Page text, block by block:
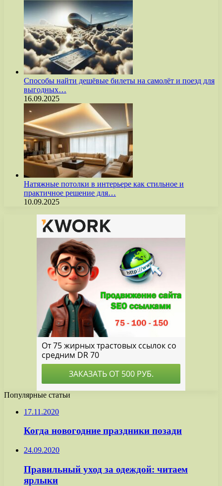
Способы найти дешёвые билеты на самолёт и поезд для
выгодных…
16.09.2025
Натяжные потолки в интерьере как стильное и
практичное решение для…
10.09.2025
Популярные статьи
17.11.2020
Когда новогодние праздники позади
24.09.2020
Правильный уход за одеждой: читаем
ярлыки